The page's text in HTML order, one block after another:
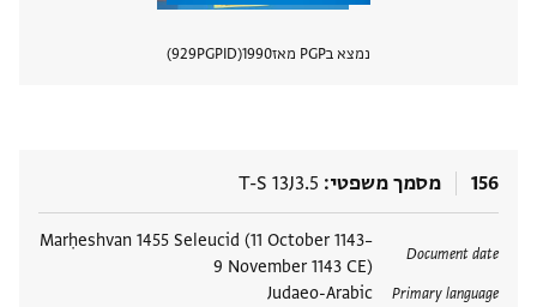
נמצא בPGP מאז 1990
PGPID
929
156 מסמך משפטי T-S 13J3.5
Document date
Marḥeshvan 1455 Seleucid (11 October 1143–
9 November 1143 CE)
Primary language
Judaeo-Arabic